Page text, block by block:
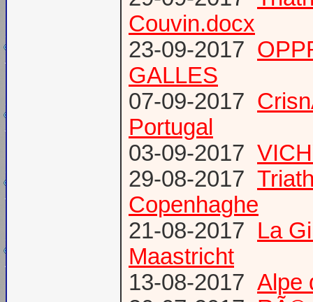
Couvin.docx
23-09-2017
GALLES
07-09-2017
Portugal
03-09-2017
29-08-2017
Copenhaghe
21-08-2017 La
Maastricht
13-08-2017 Alpe